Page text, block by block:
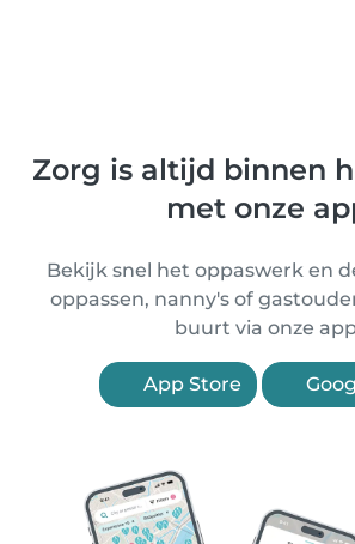
Zorg is altijd binnen
met onze
Bekijk snel het oppaswerk en
oppassen, nanny's of
buurt via onze
App Store